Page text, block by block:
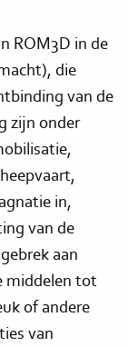
ROM3D in de
die
van de
zijn onder
in,
van de
aan
middelen tot
of andere
van